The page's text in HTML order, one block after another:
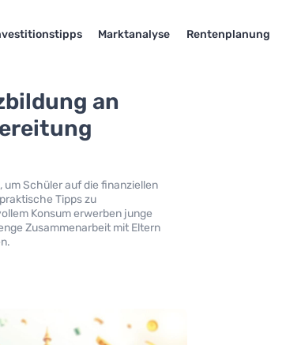
Marktanalyse Rentenplanung
an
Schüler auf die finanziellen
Tipps zu
Konsum erwerben junge
Zusammenarbeit mit Eltern